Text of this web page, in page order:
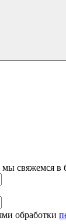
мы свяжемся в
обработки